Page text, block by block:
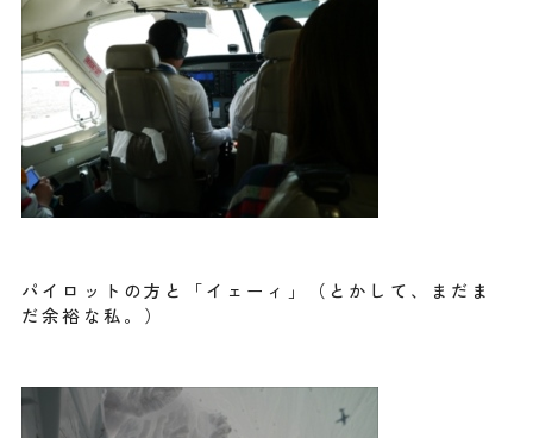
パイロットの方と「イェーィ」（とかして、まだま
だ余裕な私。）